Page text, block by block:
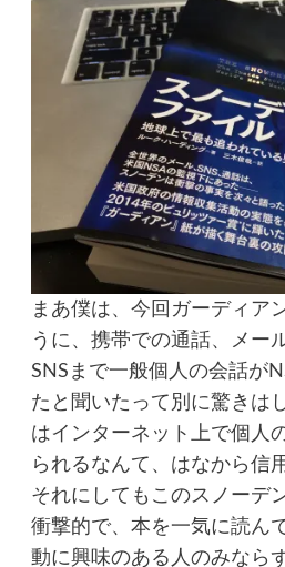
まあ僕は、今回ガーディア
うに、携帯での通話、メー
SNSまで一般個人の会話が
たと聞いたって別に驚きは
はインターネット上で個人
られるなんて、はなから信
それにしてもこのスノーデ
衝撃的で、本を一気に読ん
動に興味のある人のみなら